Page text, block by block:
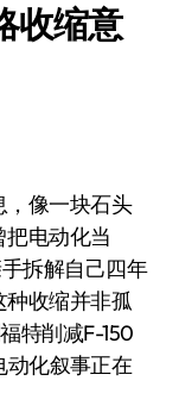
收缩意
电动化当
拆解自己四年
种收缩并非孤
特削减F-150
动化叙事正在